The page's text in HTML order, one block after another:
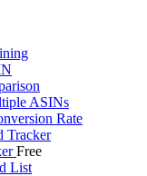
ASINs
Rate
Tracker
Free
List